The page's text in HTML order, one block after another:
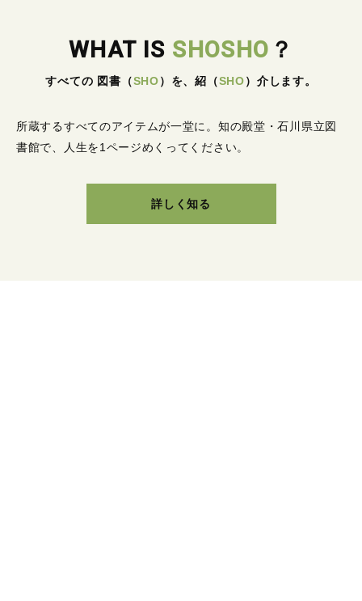
WHAT IS SHOSHO ？
すべての 図書 （SHO） を、紹 （SHO） 介します。
所蔵するすべてのアイテムが一堂に。 知の殿堂・石川県立図
書館で、人生を1ページめくってください。
詳しく知る